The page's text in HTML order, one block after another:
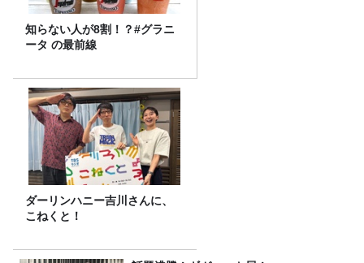
知らない人が8割！？#グラニ
ータ の最前線
ダーリンハニー吉川さんに、
こねくと！